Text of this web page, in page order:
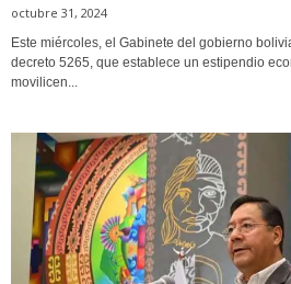
octubre 31, 2024
Este miércoles, el Gabinete del gobierno
decreto 5265, que establece un estipendio
movilicen...